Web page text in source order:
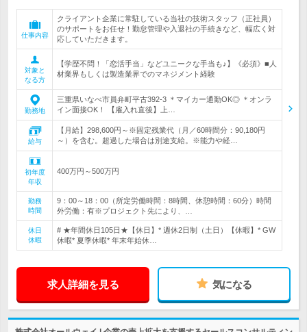
仕事内容
クライアント企業に常駐している当社の技術スタッフ（正社員）
のサポートをお任せ！勤怠管理や入退社の手続きなど、幅広く対
応していただきます。
対象と
なる方
【学歴不問！「恋活手当」などユニークな手当も♪】《必須》■人
材業界もしくは製造業界でのマネジメント経験
勤務地
三重県いなべ市員弁町平古392-3 ＊マイカー通勤OK◎ ＊オンラ
イン面接OK！ 【雇入れ直後】上…
給与
【月給】298,600円～※固定残業代（月／60時間分：90,180円
～）を含む。超過した場合は別途支給。※能力や経…
初年度
年収
400万円～500万円
勤務
時間
9：00～18：00（所定労働時間：8時間、休憩時間：60分）時間
外労働：有※プロジェクト先により、…
休日
休暇
# ★年間休日105日★【休日】* 週休2日制（土日）【休暇】* GW
休暇* 夏季休暇* 年末年始休…
求人詳細を見る 気になる